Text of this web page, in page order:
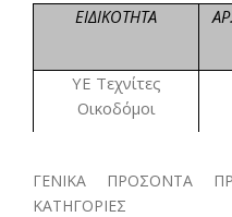
ΕΙΔΙΚΟΤΗΤΑ
ΥΕ Τεχνίτες
Οικοδόμοι
ΓΕΝΙΚΑ ΠΡΟΣΟΝΤΑ
ΚΑΤΗΓΟΡΙΕΣ